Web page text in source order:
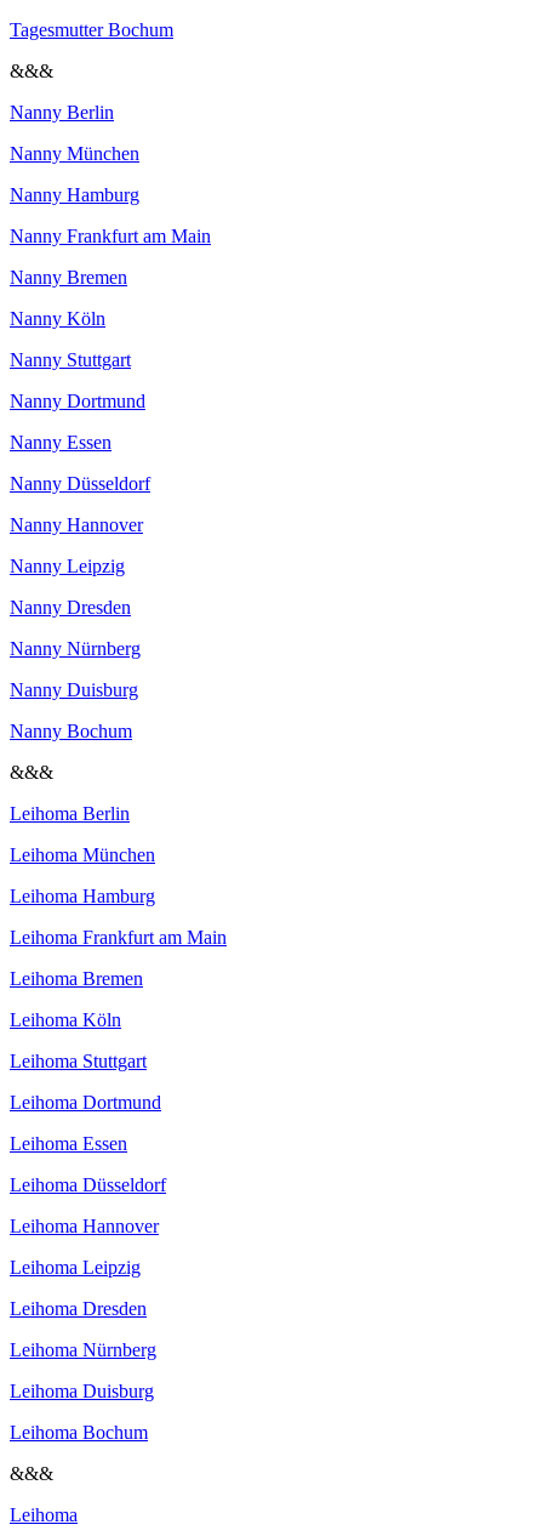
Tagesmutter Bochum
&&&
Nanny Berlin
Nanny München
Nanny Hamburg
Nanny Frankfurt am Main
Nanny Bremen
Nanny Köln
Nanny Stuttgart
Nanny Dortmund
Nanny Essen
Nanny Düsseldorf
Nanny Hannover
Nanny Leipzig
Nanny Dresden
Nanny Nürnberg
Nanny Duisburg
Nanny Bochum
&&&
Leihoma Berlin
Leihoma München
Leihoma Hamburg
Leihoma Frankfurt am Main
Leihoma Bremen
Leihoma Köln
Leihoma Stuttgart
Leihoma Dortmund
Leihoma Essen
Leihoma Düsseldorf
Leihoma Hannover
Leihoma Leipzig
Leihoma Dresden
Leihoma Nürnberg
Leihoma Duisburg
Leihoma Bochum
&&&
Leihoma